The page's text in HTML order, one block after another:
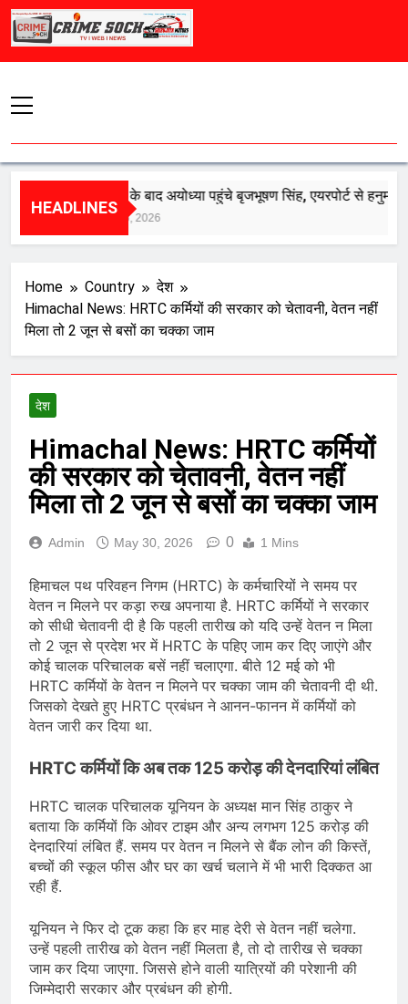
Skip
HEADLINES
बरी होने के बाद अयोध्या पहुंचे बृजभूषण सिंह, एयरपोर्ट से हनुमानगढ़ी
Home Country
देश
Himachal News: HRTC कर्मियों की सरकार को चेतावनी, वेतन नहीं
मिला तो 2 जून से बसों का चक्का जाम
देश
Himachal News: HRTC कर्मियों
की सरकार को चेतावनी, वेतन नहीं
मिला तो 2 जून से बसों का चक्का जाम
Admin May 30, 2026 0 1 Mins
हिमाचल पथ परिवहन निगम (HRTC) के कर्मचारियों ने समय पर
वेतन न मिलने पर कड़ा रुख अपनाया है. HRTC कर्मियों ने सरकार
को सीधी चेतावनी दी है कि पहली तारीख को यदि उन्हें वेतन न मिला
तो 2 जून से प्रदेश भर में HRTC के पहिए जाम कर दिए जाएंगे और
कोई चालक परिचालक बसें नहीं चलाएगा. बीते 12 मई को भी
HRTC कर्मियों के वेतन न मिलने पर चक्का जाम की चेतावनी दी थी.
जिसको देखते हुए HRTC प्रबंधन ने आनन-फानन में कर्मियों को
वेतन जारी कर दिया था.
HRTC कर्मियों कि अब तक 125 करोड़ की देनदारियां लंबित
HRTC चालक परिचालक यूनियन के अध्यक्ष मान सिंह ठाकुर ने
बताया कि कर्मियों कि ओवर टाइम और अन्य लगभग 125 करोड़ की
देनदारियां लंबित हैं. समय पर वेतन न मिलने से बैंक लोन की किस्तें,
बच्चों की स्कूल फीस और घर का खर्च चलाने में भी भारी दिक्कत आ
रही हैं.
यूनियन ने फिर दो टूक कहा कि हर माह देरी से वेतन नहीं चलेगा.
उन्हें पहली तारीख को वेतन नहीं मिलता है, तो दो तारीख से चक्का
जाम कर दिया जाएगा. जिससे होने वाली यात्रियों की परेशानी की
जिम्मेदारी सरकार और प्रबंधन की होगी.